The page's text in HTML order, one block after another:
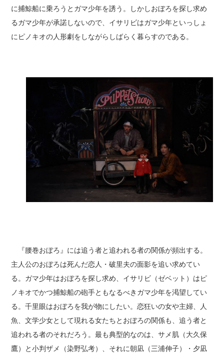
に捕鯨船に乗ろうとガマ少年を誘う。しかしおぼろを探し求め
るガマ少年が承諾しないので、イサリビはガマ少年といっしょ
にピノキオの人形劇をしながらしばらく暮らすのである。
『腰巻おぼろ』には追う者と追われる者の関係が頻出する。
主人公のおぼろは死んだ恋人・破里夫の面影を追い求めてい
る。ガマ少年はおぼろを探し求め、イサリビ（ゼベット）はピ
ノキオでかつ捕鯨船の砲手ともなるべきガマ少年を渇望してい
る。千里眼はおぼろを我が物にしたい。恋狂いの女や主婦、人
魚、文学少女として現れる女たちとおぼろの関係も、追う者と
追われる者のそれだろう。最も典型的なのは、サメ肌（大久保
鷹）と小判ザメ（染野弘考）、それに朝凪（三浦伸子）・夕凪